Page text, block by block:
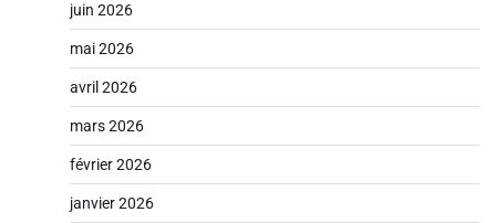
juin 2026
mai 2026
avril 2026
mars 2026
février 2026
janvier 2026